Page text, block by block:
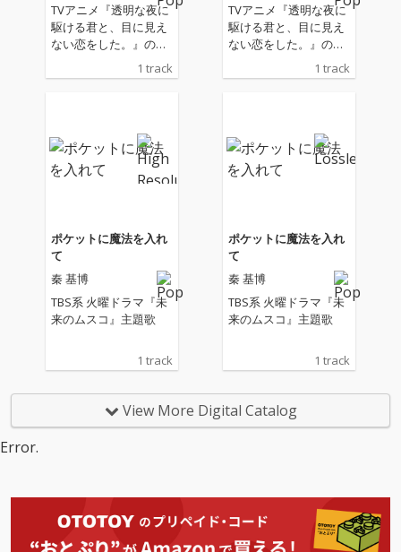
TVアニメ『透明な夜に
駆ける君と、⽬に⾒え
ない恋をした。』のオ
ープニングテーマ1 track
TVアニメ『透明な夜に
駆ける君と、⽬に⾒え
ない恋をした。』のオ
ープニングテーマ1 track
ポケットに魔法を入れ
て
秦 基博
TBS系 火曜ドラマ『未
来のムスコ』主題歌
1 track
ポケットに魔法を入れ
て
秦 基博
TBS系 火曜ドラマ『未
来のムスコ』主題歌
1 track
View More Digital Catalog
Error.